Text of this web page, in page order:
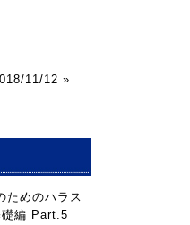
11/12 »
ためのハラス
礎編 Part.5